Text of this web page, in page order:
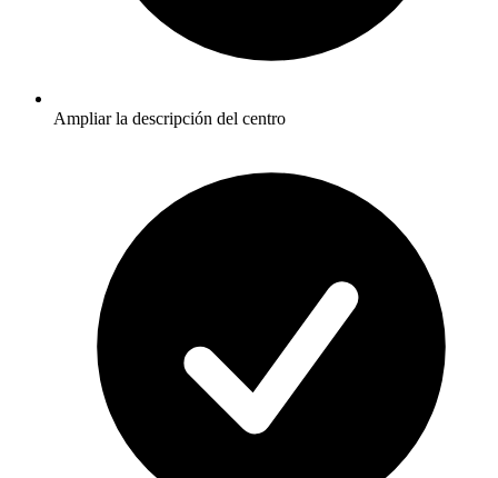
Ampliar la descripción del centro